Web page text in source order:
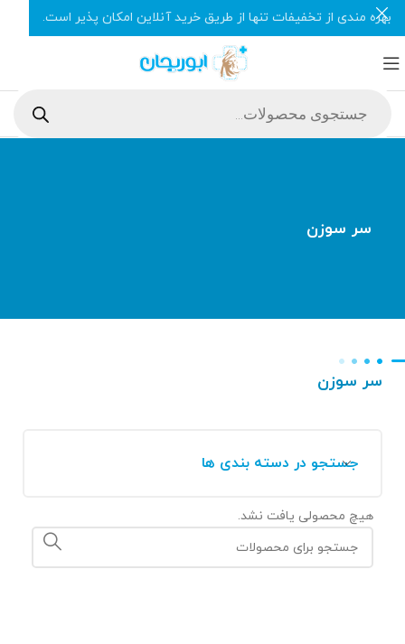
سر سوزن
سر سوزن
جستجو در دسته بندی ها
هیچ محصولی یافت نشد.
بهره مندی از تخفیفات تنها از طریق خرید آنلاین امکان پذیر است.